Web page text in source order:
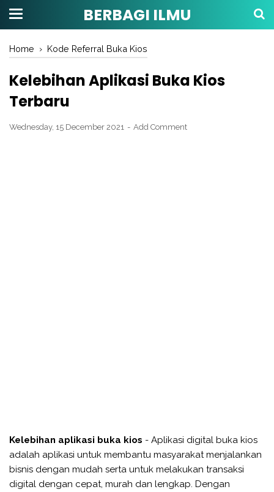
BERBAGI ILMU
Home › Kode Referral Buka Kios
Kelebihan Aplikasi Buka Kios
Terbaru
Wednesday, 15 December 2021 Add Comment
Kelebihan aplikasi buka kios - Aplikasi digital buka kios
adalah aplikasi untuk membantu masyarakat menjalankan
bisnis dengan mudah serta untuk melakukan transaksi
digital dengan cepat, murah dan lengkap. Dengan